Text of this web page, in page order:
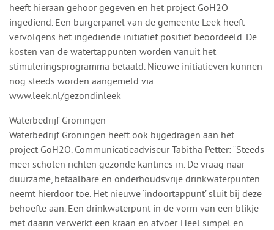
heeft hieraan gehoor gegeven en het project GoH2O
ingediend. Een burgerpanel van de gemeente Leek heeft
vervolgens het ingediende initiatief positief beoordeeld. De
kosten van de watertappunten worden vanuit het
stimuleringsprogramma betaald. Nieuwe initiatieven kunnen
nog steeds worden aangemeld via
www.leek.nl/gezondinleek
Waterbedrijf Groningen
Waterbedrijf Groningen heeft ook bijgedragen aan het
project GoH2O. Communicatieadviseur Tabitha Petter: “Steeds
meer scholen richten gezonde kantines in. De vraag naar
duurzame, betaalbare en onderhoudsvrije drinkwaterpunten
neemt hierdoor toe. Het nieuwe ‘indoortappunt’ sluit bij deze
behoefte aan. Een drinkwaterpunt in de vorm van een blikje
met daarin verwerkt een kraan en afvoer. Heel simpel en